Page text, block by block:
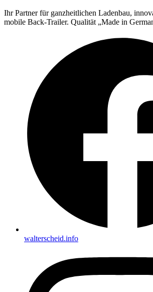
Ihr Partner für ganzheitlichen Ladenbau,
mobile Back-Trailer. Qualität „Made in
walterscheid.info